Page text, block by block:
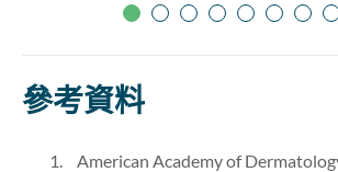
參考資料
American Academy of